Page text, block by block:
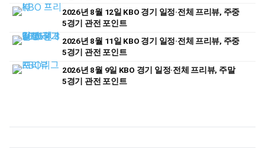
2026년 8월 12일 KBO 경기 일정·전체 프리뷰, 주중
5경기 관전 포인트
2026년 8월 11일 KBO 경기 일정·전체 프리뷰, 주중
5경기 관전 포인트
2026년 8월 9일 KBO 경기 일정·전체 프리뷰, 주말
5경기 관전 포인트